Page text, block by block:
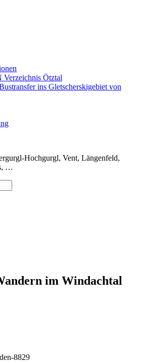
Ötztal
ins Gletscherskigebiet von
Hochgurgl, Vent, Längenfeld,
…
im Windachtal